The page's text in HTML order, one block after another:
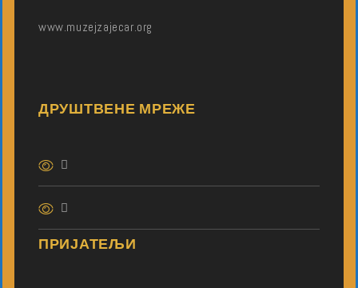
www.muzejzajecar.org
ДРУШТВЕНЕ МРЕЖЕ
ПРИЈАТЕЉИ